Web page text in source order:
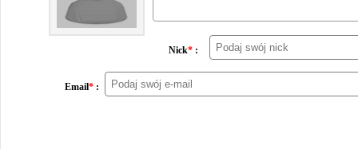
Nick* :
Email* :